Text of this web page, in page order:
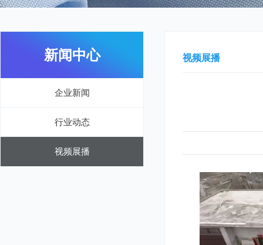
新闻中心
企业新闻
行业动态
视频展播
视频展播